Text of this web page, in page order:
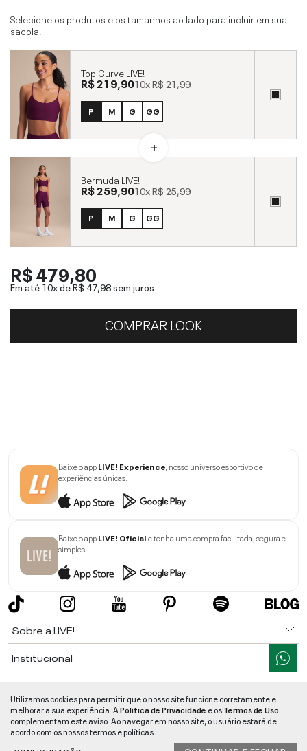
Selecione os produtos e os tamanhos ao lado para incluir em sua
sacola.
Top Curve LIVE!
R$ 219,9010xR$ 21,99
P M G GG
Bermuda LIVE!
R$ 259,9010xR$ 25,99
P M G GG
R$ 479,80
Em até 10x deR$ 47,98sem juros
COMPRAR LOOK
Baixe o appLIVE! Experience , nosso universo esportivo de
experiências únicas.
Baixe o appLIVE! Oficiale tenha uma compra facilitada, segura e
simples.
Sobre a LIVE!
Institucional
Ajuda
Segurança e Qualidade
Utilizamos cookies para permitir que o nosso site funcione corretamente e
melhorar a sua experiência. APolitica de Privacidade e osTermos de Uso
complementam este aviso. Ao navegar em nosso site, o usuário estará de
acordo com os nossos termos e políticas.